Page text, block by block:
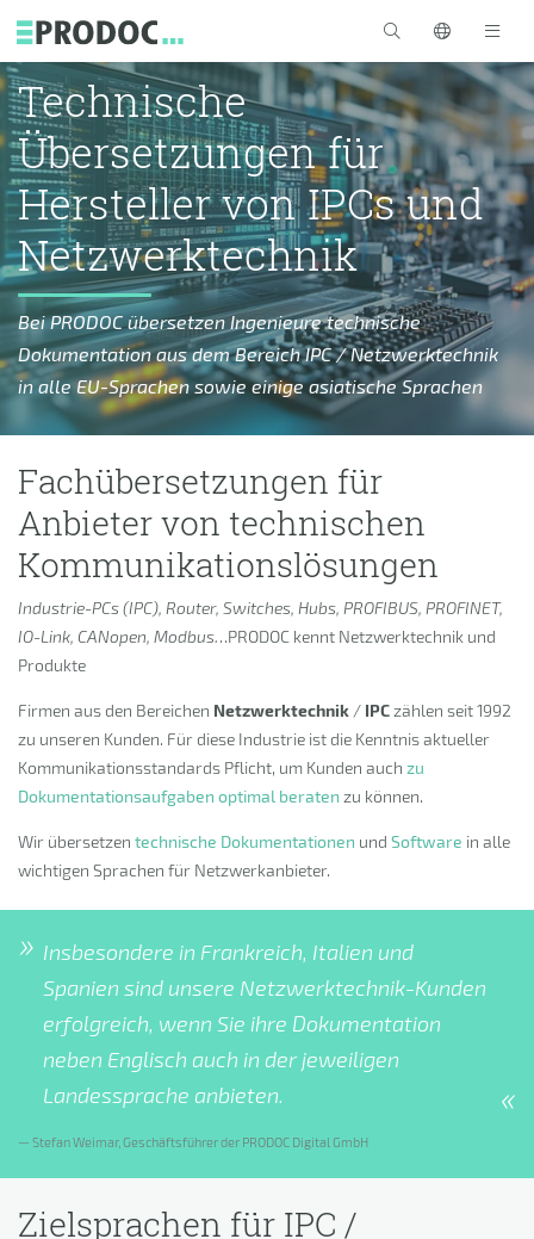
Technische
Übersetzungen für
Hersteller von IPCs und
Netzwerktechnik
Bei PRODOC übersetzen Ingenieure technische
Dokumentation aus dem Bereich IPC / Netzwerktechnik
in alle EU-Sprachen sowie einige asiatische Sprachen
Fachübersetzungen für
Anbieter von technischen
Kommunikationslösungen
Industrie-PCs (IPC), Router, Switches, Hubs, PROFIBUS, PROFINET,
IO-Link, CANopen, Modbus…PRODOC kennt Netzwerktechnik und
Produkte
Firmen aus den Bereichen Netzwerktechnik / IPCzählen seit 1992
zu unseren Kunden. Für diese Industrie ist die Kenntnis aktueller
Kommunikationsstandards Pflicht, um Kunden auch zu
Dokumentationsaufgaben optimal beraten zu können.
Wir übersetzen technische Dokumentationen und Software in alle
wichtigen Sprachen für Netzwerkanbieter.
Insbesondere in Frankreich, Italien und
Spanien sind unsere Netzwerktechnik-Kunden
erfolgreich, wenn Sie ihre Dokumentation
neben Englisch auch in der jeweiligen
Landessprache anbieten.
Stefan Weimar, Geschäftsführer der PRODOC Digital GmbH
Zielsprachen für IPC /